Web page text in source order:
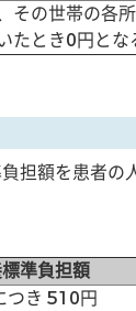
の世帯の各
たとき0円とな
担額を患者の
準負担額
つき 510円